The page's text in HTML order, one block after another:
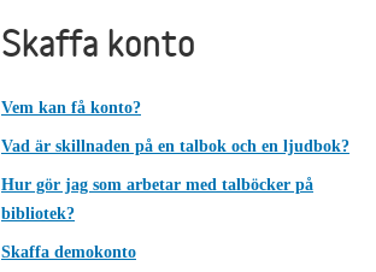
Skaffa konto
Vem kan få konto?
Vad är skillnaden på en talbok och en ljudbok?
Hur gör jag som arbetar med talböcker på
bibliotek?
Skaffa demokonto